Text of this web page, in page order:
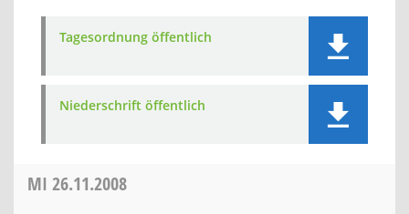
Tagesordnung öffentlich
Niederschrift öffentlich
MI 26.11.2008